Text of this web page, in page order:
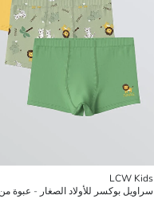
LCW Kids
سراويل بوكسر للأولاد الصغار - عبوة من 3